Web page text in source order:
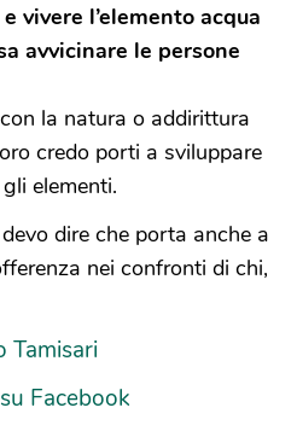
vivere l’elemento acqua
avvicinare le persone
la natura o addirittura
credo porti a sviluppare
elementi.
dire che porta anche a
nei confronti di chi,
Tamisari
Facebook